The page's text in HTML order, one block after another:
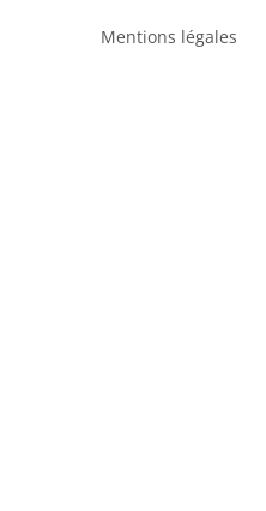
Mentions légales